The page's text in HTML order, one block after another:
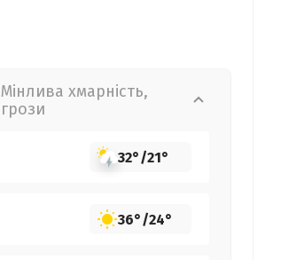
Мінлива хмарність,
грози
32°/21°
36°/24°